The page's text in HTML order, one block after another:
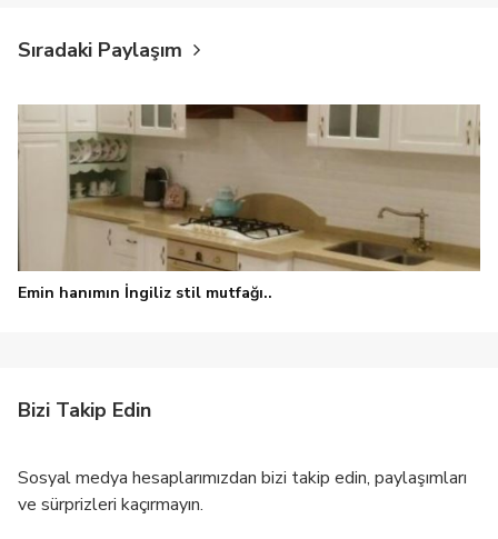
Sıradaki Paylaşım
Emin hanımın İngiliz stil mutfağı..
Bizi Takip Edin
Sosyal medya hesaplarımızdan bizi takip edin, paylaşımları
ve sürprizleri kaçırmayın.